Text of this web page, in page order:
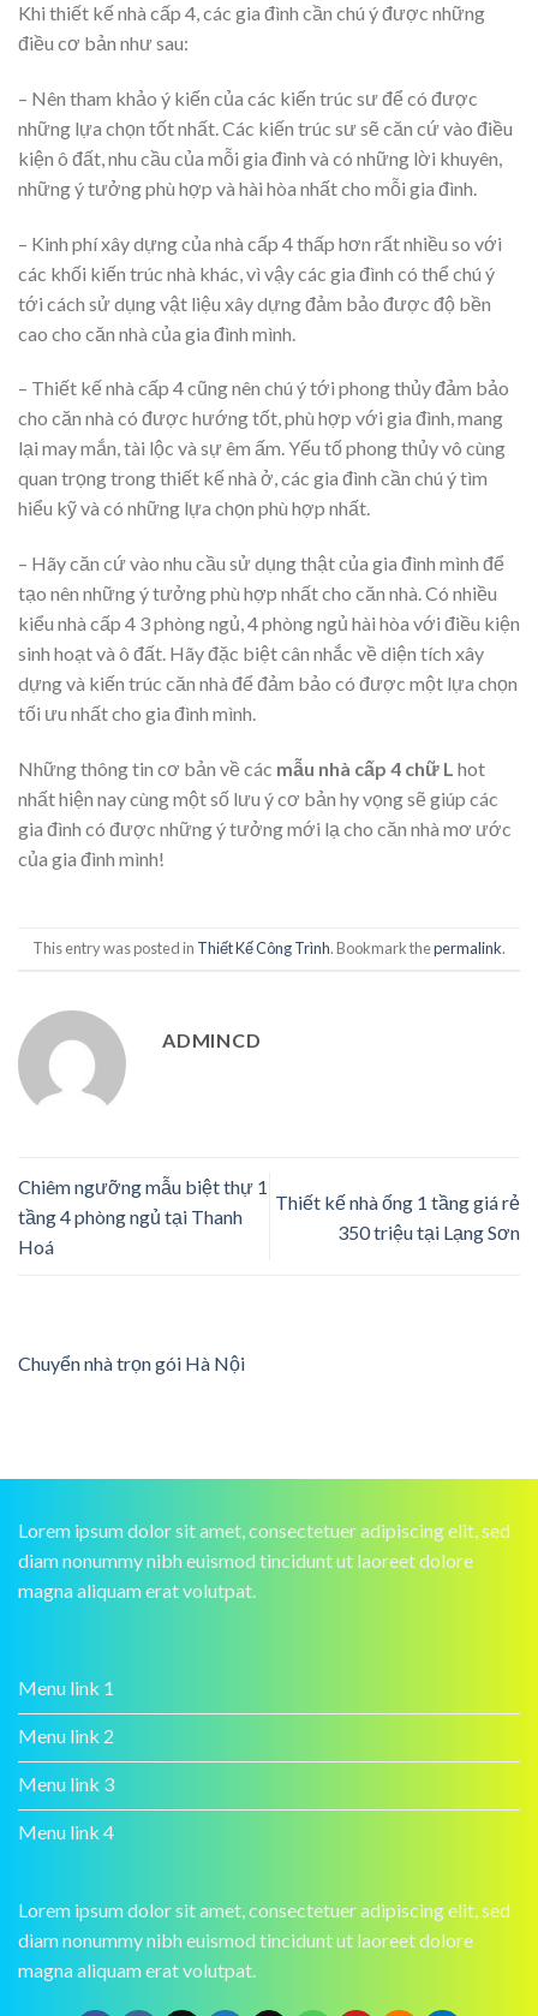
Khi thiết kế nhà cấp 4, các gia đình cần chú ý được những
điều cơ bản như sau:
– Nên tham khảo ý kiến của các kiến trúc sư để có được
những lựa chọn tốt nhất. Các kiến trúc sư sẽ căn cứ vào điều
kiện ô đất, nhu cầu của mỗi gia đình và có những lời khuyên,
những ý tưởng phù hợp và hài hòa nhất cho mỗi gia đình.
– Kinh phí xây dựng của nhà cấp 4 thấp hơn rất nhiều so với
các khối kiến trúc nhà khác, vì vậy các gia đình có thể chú ý
tới cách sử dụng vật liệu xây dựng đảm bảo được độ bền
cao cho căn nhà của gia đình mình.
– Thiết kế nhà cấp 4 cũng nên chú ý tới phong thủy đảm bảo
cho căn nhà có được hướng tốt, phù hợp với gia đình, mang
lại may mắn, tài lộc và sự êm ấm. Yếu tố phong thủy vô cùng
quan trọng trong thiết kế nhà ở, các gia đình cần chú ý tìm
hiểu kỹ và có những lựa chọn phù hợp nhất.
– Hãy căn cứ vào nhu cầu sử dụng thật của gia đình mình để
tạo nên những ý tưởng phù hợp nhất cho căn nhà. Có nhiều
kiểu nhà cấp 4 3 phòng ngủ, 4 phòng ngủ hài hòa với điều kiện
sinh hoạt và ô đất. Hãy đặc biệt cân nhắc về diện tích xây
dựng và kiến trúc căn nhà để đảm bảo có được một lựa chọn
tối ưu nhất cho gia đình mình.
Những thông tin cơ bản về các mẫu nhà cấp 4 chữ L hot
nhất hiện nay cùng một số lưu ý cơ bản hy vọng sẽ giúp các
gia đình có được những ý tưởng mới lạ cho căn nhà mơ ước
của gia đình mình!
This entry was posted in Thiết Kế Công Trình. Bookmark thepermalink.
ADMINCD
Chiêm ngưỡng mẫu biệt thự 1
tầng 4 phòng ngủ tại Thanh
Hoá
Thiết kế nhà ống 1 tầng giá rẻ
350 triệu tại Lạng Sơn
Chuyển nhà trọn gói Hà Nội
Lorem ipsum dolor sit amet, consectetuer adipiscing elit, sed
diam nonummy nibh euismod tincidunt ut laoreet dolore
magna aliquam erat volutpat.
Menu link 1
Menu link 2
Menu link 3
Menu link 4
Lorem ipsum dolor sit amet, consectetuer adipiscing elit, sed
diam nonummy nibh euismod tincidunt ut laoreet dolore
magna aliquam erat volutpat.